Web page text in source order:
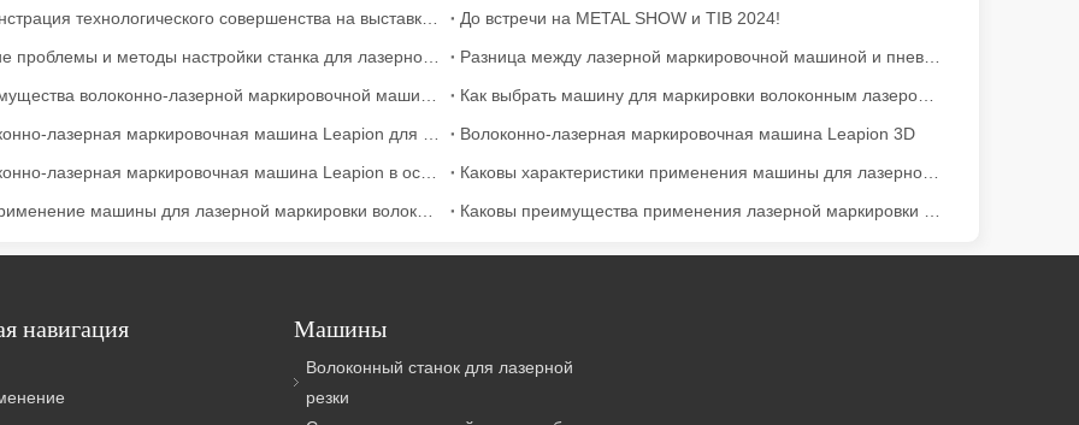
используемый в металлообработке. Он может резать широкий спектр материалов с высокой точностью и низким уровнем
До встречи на METAL SHOW и TIB 2024!
Волоконно-лазерная маркировочная машина Leapion 3D
навигация Машины
Волоконный станок для лазерной
резки